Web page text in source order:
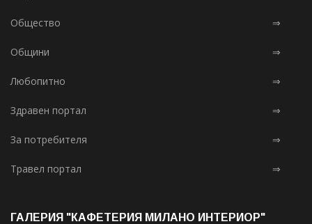
Общество ⇒
Общини ⇒
Любопитно ⇒
Здравен портал ⇒
За потребителя ⇒
Травел портал ⇒
ГАЛЕРИЯ "КАФЕТЕРИЯ МИЛАНО ИНТЕРИОР"